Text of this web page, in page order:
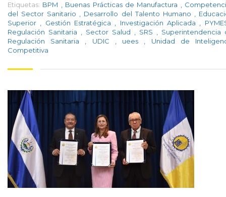
Etiquetas: BPM Buenas Prácticas de Manufactura
del Sector Sanitario
Desarrollo del Talento Humano
Superior
Gestión Estratégica Investigación Aplicada
Regulación Sanitaria
Sector Salud SRS
Superintendencia
Regulación Sanitaria
UDIC uees
Unidad de
Competitiva